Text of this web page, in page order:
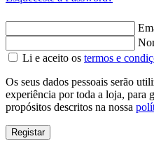
Li e aceito os termos e
Os seus dados pessoais serão
experiência por toda a loja, para
propósitos descritos na nossa
Registar